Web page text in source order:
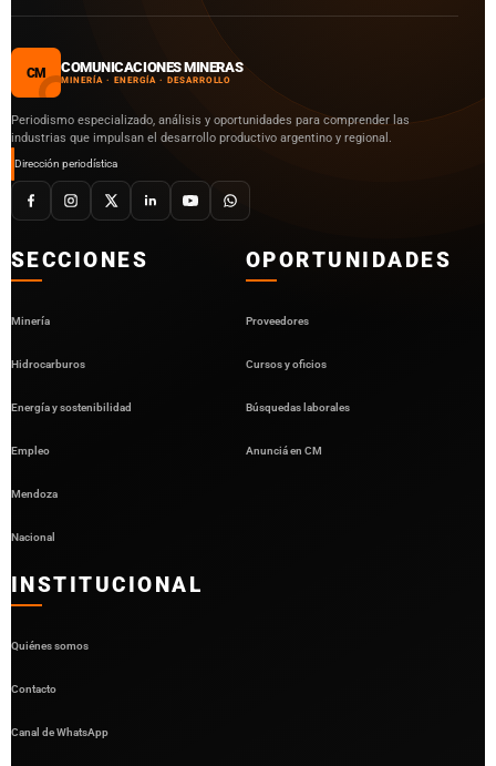
CM COMUNICACIONES MINERAS
MINERÍA · ENERGÍA · DESARROLLO
Periodismo especializado, análisis y oportunidades para comprender las
industrias que impulsan el desarrollo productivo argentino y regional.
Dirección periodística
SECCIONES
Minería
Hidrocarburos
Energía y sostenibilidad
Empleo
Mendoza
Nacional
OPORTUNIDADES
Proveedores
Cursos y oficios
Búsquedas laborales
Anunciá en CM
INSTITUCIONAL
Quiénes somos
Contacto
Canal de WhatsApp